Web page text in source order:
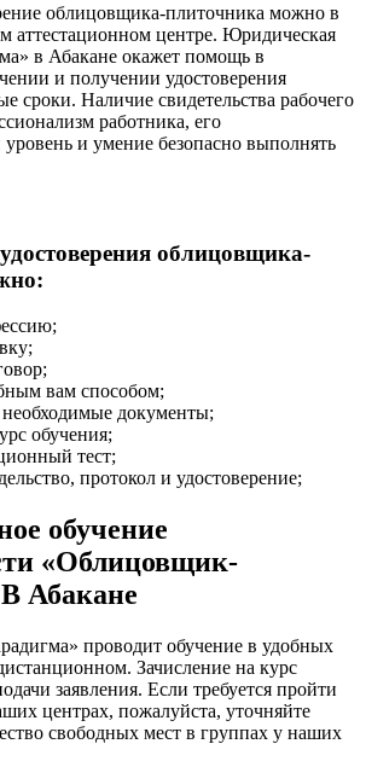
облицовщика-плиточника можно в
аттестационном центре. Юридическая
в Абакане окажет помощь в
и получении удостоверения
сроки. Наличие свидетельства рабочего
работника, его
и умение безопасно выполнять
облицовщика-
вам способом;
документы;
обучения;
тест;
протокол и удостоверение;
обучение
«Облицовщик-
Абакане
проводит обучение в удобных
Зачисление на курс
заявления. Если требуется пройти
центрах, пожалуйста, уточняйте
свободных мест в группах у наших